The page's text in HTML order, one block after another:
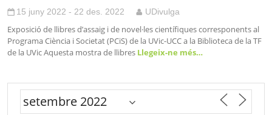
15 juny 2022 - 22 des. 2022 UDivulga
Exposició de llibres d’assaig i de novel·les científiques corresponents al
Programa Ciència i Societat (PCiS) de la UVic-UCC a la Biblioteca de la TF
de la UVic Aquesta mostra de llibres Llegeix-ne més…